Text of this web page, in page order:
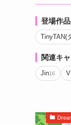
登場作品
TinyTAN(
関連キ
Jin16 V